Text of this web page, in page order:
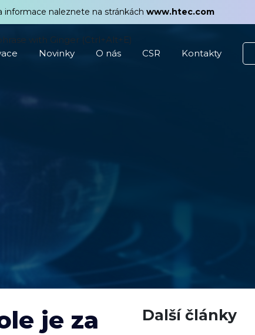
informace naleznete na stránkách www.htec.com
Novinky O nás CSR Kontakty
je za
with Ginger (Ctrl+Alt+E)
Další články